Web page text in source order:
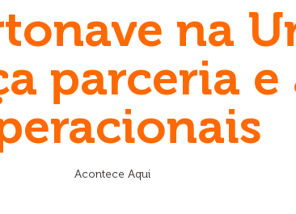
na
parceria e
Acontece Aqui